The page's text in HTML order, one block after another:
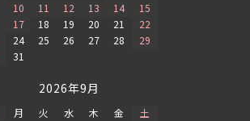
10 11 12 13 14
15
17 18 19 20 21
22
24 25 26 27 28
29
31
2026年9月
月 火 水 木 金
土